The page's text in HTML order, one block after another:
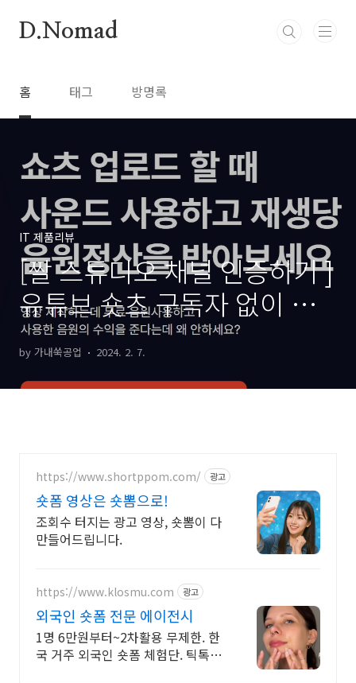
D.Nomad
홈 태그 방명록
IT 제품리뷰
[짤 스튜디오 채널 인증하기 ]
유튜브 숏츠 구독자 없이 수
익내는 방법
by 가내쑥공업 2024. 2. 7.
https://www.shortppom.com/ 광고
숏폼 영상은 숏뽐으로!
조회수 터지는 광고 영상, 숏뽐이 다
만들어드립니다.
https://www.klosmu.com 광고
외국인 숏폼 전문 에이전시
1명 6만원부터~2차활용 무제한. 한
국 거주 외국인 숏폼 체험단. 틱톡,릴